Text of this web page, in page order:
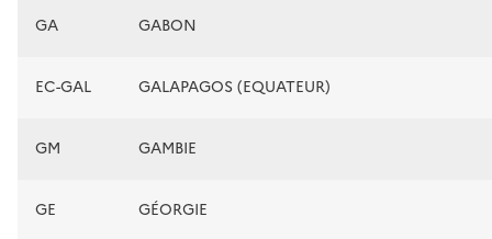
GA GABON
EC-GAL GALAPAGOS (EQUATEUR)
GM GAMBIE
GE GÉORGIE